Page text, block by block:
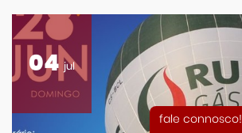
04 jul
fale connosco!